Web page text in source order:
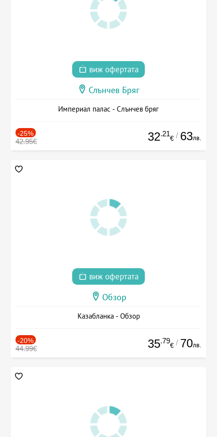
виж офертата
Слънчев Бряг
Империал палас - Слънчев бряг
-25%
42.95€ 32.21
€ / 63лв.
виж офертата
Обзор
Казабланка - Обзор
-20%
44.99€ 35.79
€ / 70лв.